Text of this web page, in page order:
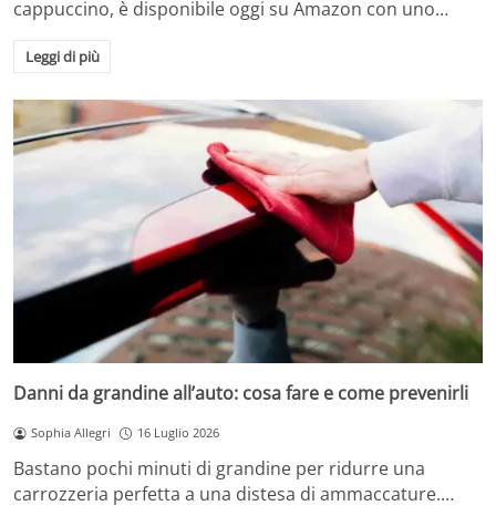
cappuccino, è disponibile oggi su Amazon con uno…
Leggi di più
Danni da grandine all’auto: cosa fare e come prevenirli
Sophia Allegri 16 Luglio 2026
Bastano pochi minuti di grandine per ridurre una
carrozzeria perfetta a una distesa di ammaccature.…